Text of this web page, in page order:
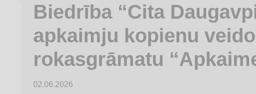
Biedrība “Cita
apkaimju kopienu
rokasgrāmatu
02.06.2026